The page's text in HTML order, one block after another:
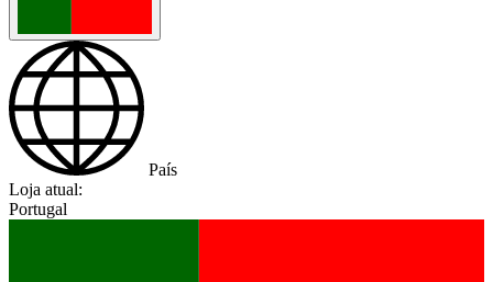
País
Loja atual:
Portugal